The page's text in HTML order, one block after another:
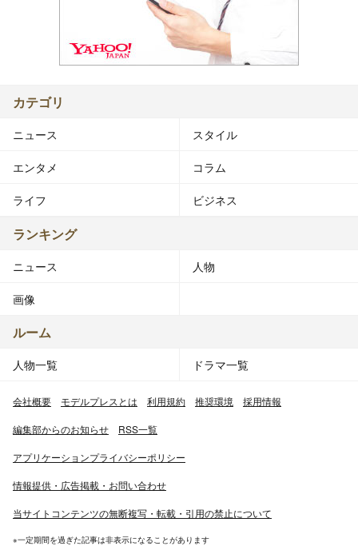
カテゴリ
ニュース スタイル
エンタメ コラム
ライフ ビジネス
ランキング
ニュース 人物
画像
ルーム
人物一覧 ドラマ一覧
会社概要 モデルプレスとは 利用規約 推奨環境 採用情報
編集部からのお知らせ RSS一覧
アプリケーションプライバシーポリシー
情報提供・広告掲載・お問い合わせ
当サイトコンテンツの無断複写・転載・引用の禁止について
※一定期間を過ぎた記事は非表示になることがあります